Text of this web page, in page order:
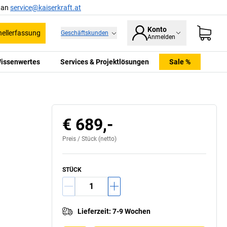
service@kaiserkraft.at
Geschäftskunden Konto
Anmelden
Services & Projektlösungen Sale %
€ 689,-
Preis / Stück (netto)
STÜCK
Lieferzeit: 7-9 Wochen